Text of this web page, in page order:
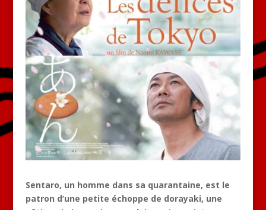
Sentaro, un homme dans sa quarantaine, est le
patron d’une petite échoppe de dorayaki, une